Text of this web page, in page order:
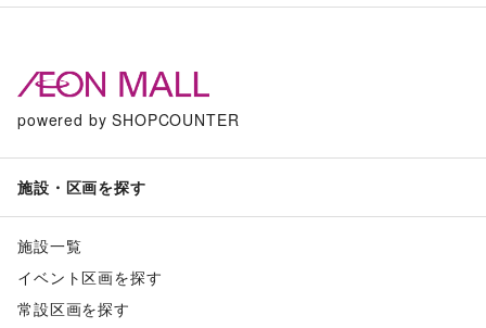
powered by SHOPCOUNTER
施設・区画を探す
施設一覧
イベント区画を探す
常設区画を探す